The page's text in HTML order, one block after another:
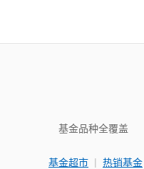
基金品种全覆盖
基金超市 | 热销基金